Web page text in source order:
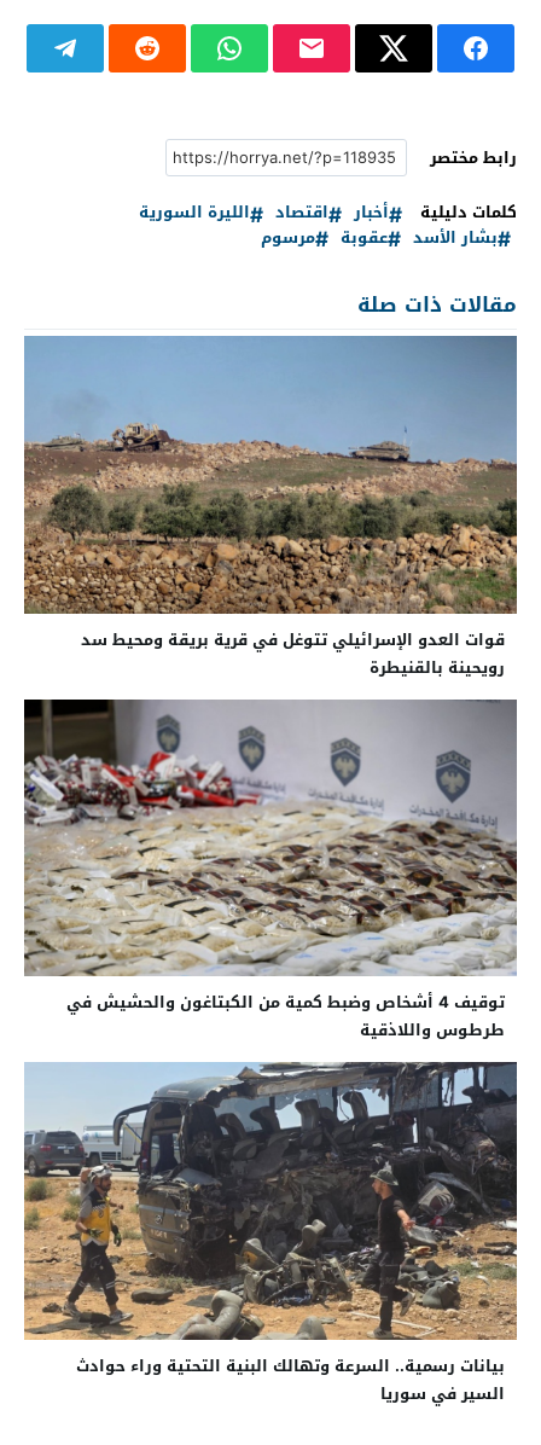
رابط مختصر
كلمات دليلية
أخبار اقتصاد
الليرة السورية
بشار الأسد
عقوبة مرسوم
مقالات ذات صلة
قوات العدو الإسرائيلي تتوغل في قرية بريقة ومحيط سد
رويحينة بالقنيطرة
توقيف 4 أشخاص وضبط كمية من الكبتاغون والحشيش في
طرطوس واللاذقية
بيانات رسمية.. السرعة وتهالك البنية التحتية وراء حوادث
السير في سوريا